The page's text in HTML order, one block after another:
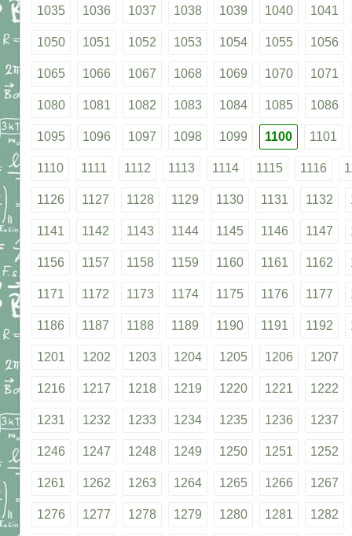
1035 1036 1037 1038 1039 1040 1041
1050 1051 1052 1053 1054 1055 1056
1065 1066 1067 1068 1069 1070 1071
1080 1081 1082 1083 1084 1085 1086
1095 1096 1097 1098 1099 1100 1101
1110 1111 1112 1113 1114 1115 1116
1126 1127 1128 1129 1130 1131 1132
1141 1142 1143 1144 1145 1146 1147
1156 1157 1158 1159 1160 1161 1162
1171 1172 1173 1174 1175 1176 1177
1186 1187 1188 1189 1190 1191 1192
1201 1202 1203 1204 1205 1206 1207
1216 1217 1218 1219 1220 1221 1222
1231 1232 1233 1234 1235 1236 1237
1246 1247 1248 1249 1250 1251 1252
1261 1262 1263 1264 1265 1266 1267
1276 1277 1278 1279 1280 1281 1282